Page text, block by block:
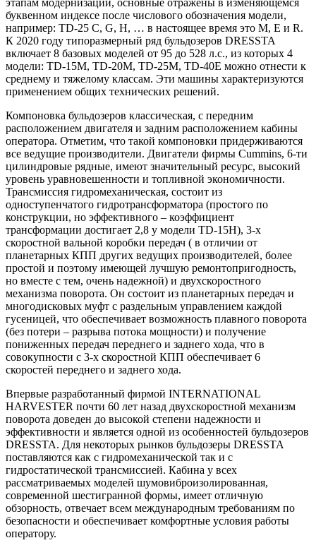
буквенном индексе после числового обозначения модели,
например: TD-25 C, G, H, … в настоящее время это M, E и R.
К 2020 году типоразмерный ряд бульдозеров DRESSTA
включает 8 базовых моделей от 95 до 528 л.с., из которых 4
модели: TD-15М, TD-20М, TD-25М, TD-40Е можно отнести к
среднему и тяжелому классам. Эти машины характеризуются
применением общих технических решений.
Компоновка бульдозеров классическая, с передним
расположением двигателя и задним расположением кабины
оператора. Отметим, что такой компоновки придерживаются
все ведущие производители. Двигатели фирмы Cummins, 6-ти
цилиндровые рядные, имеют значительный ресурс, высокий
уровень уравновешенности и топливной экономичности.
Трансмиссия гидромеханическая, состоит из
одноступенчатого гидротрансформатора (простого по
конструкции, но эффективного – коэффициент
трансформации достигает 2,8 у модели TD-15Н), 3-х
скоростной вальной коробки передач ( в отличии от
планетарных КПП других ведущих производителей, более
простой и поэтому имеющей лучшую ремонтопригодность,
но вместе с тем, очень надежной) и двухскоростного
механизма поворота. Он состоит из планетарных передач и
многодисковых муфт с раздельным управлением каждой
гусеницей, что обеспечивает возможность плавного поворота
(без потери – разрыва потока мощности) и получение
пониженных передач переднего и заднего хода, что в
совокупности с 3-х скоростной КПП обеспечивает 6
скоростей переднего и заднего хода.
Впервые разработанный фирмой INTERNATIONAL
HARVESTER почти 60 лет назад двухскоростной механизм
поворота доведен до высокой степени надежности и
эффективности и является одной из особенностей бульдозеров
DRESSTA. Для некоторых рынков бульдозеры DRESSTA
поставляются как с гидромеханической так и с
гидростатической трансмиссией. Кабина у всех
рассматриваемых моделей шумовиброизолированная,
современной шестигранной формы, имеет отличную
обзорность, отвечает всем международным требованиям по
безопасности и обеспечивает комфортные условия работы
оператору.